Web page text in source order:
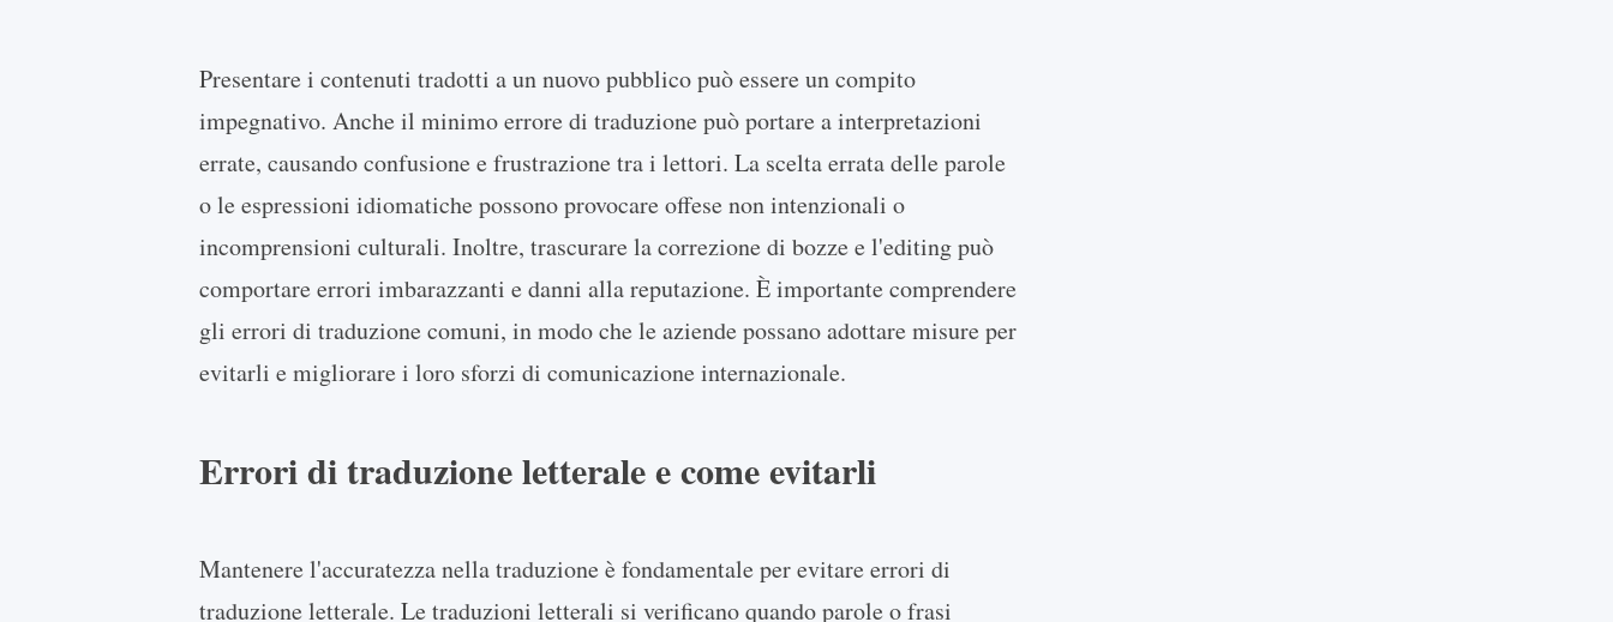
Presentare i contenuti tradotti a un nuovo pubblico può essere un compito
impegnativo. Anche il minimo errore di traduzione può portare a interpretazioni
errate, causando confusione e frustrazione tra i lettori. La scelta errata delle parole
o le espressioni idiomatiche possono provocare offese non intenzionali o
incomprensioni culturali. Inoltre, trascurare la correzione di bozze e l'editing può
comportare errori imbarazzanti e danni alla reputazione. È importante comprendere
gli errori di traduzione comuni, in modo che le aziende possano adottare misure per
evitarli e migliorare i loro sforzi di comunicazione internazionale.
Errori di traduzione letterale e come evitarli
Mantenere l'accuratezza nella traduzione è fondamentale per evitare errori di
traduzione letterale. Le traduzioni letterali si verificano quando parole o frasi